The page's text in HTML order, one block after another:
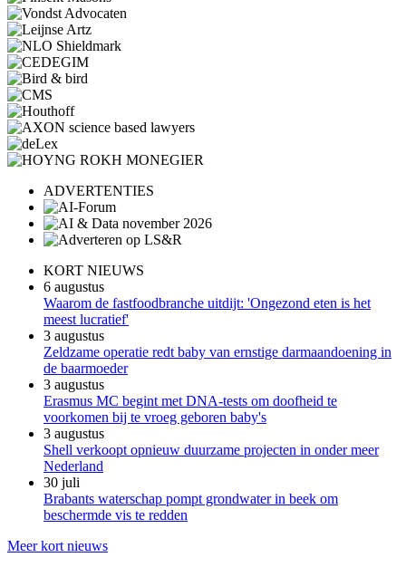
ADVERTENTIES
KORT NIEUWS
6 augustus
Waarom de fastfoodbranche uitdijt: 'Ongezond eten is het
meest lucratief'
3 augustus
Zeldzame operatie redt baby van ernstige darmaandoening in
de baarmoeder
3 augustus
Erasmus MC begint met DNA-tests om doofheid te
voorkomen bij te vroeg geboren baby's
3 augustus
Shell verkoopt opnieuw duurzame projecten in onder meer
Nederland
30 juli
Brabants waterschap pompt grondwater in beek om
beschermde vis te redden
Meer kort nieuws